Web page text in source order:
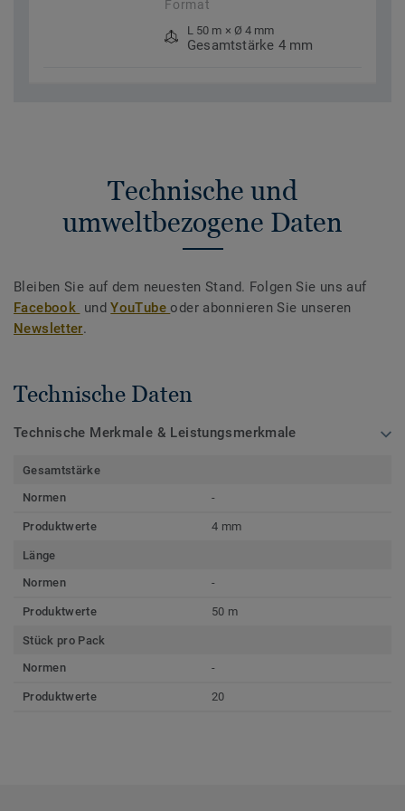
Format
L 50 m × Ø 4 mm
Gesamtstärke 4 mm
Technische und
umweltbezogene Daten
Bleiben Sie auf dem neuesten Stand. Folgen Sie uns auf
Facebook undYouTubeoder abonnieren Sie unseren
Newsletter.
Technische Daten
Technische Merkmale & Leistungsmerkmale
Gesamtstärke
Normen
-
Produktwerte 4 mm
Länge
Normen
-
Produktwerte 50 m
Stück pro Pack
Normen
-
Produktwerte 20